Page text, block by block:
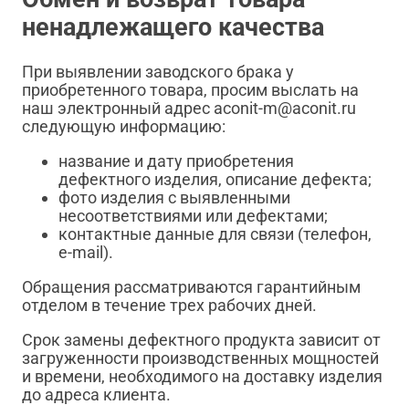
ненадлежащего качества
При выявлении заводского брака у
приобретенного товара, просим выслать на
наш электронный адрес aconit-m@aconit.ru
следующую информацию:
название и дату приобретения
дефектного изделия, описание дефекта;
фото изделия с выявленными
несоответствиями или дефектами;
контактные данные для связи (телефон,
e-mail).
Обращения рассматриваются гарантийным
отделом в течение трех рабочих дней.
Срок замены дефектного продукта зависит от
загруженности производственных мощностей
и времени, необходимого на доставку изделия
до адреса клиента.